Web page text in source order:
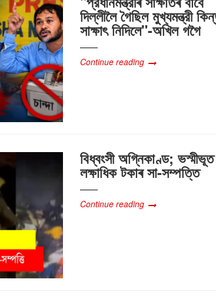
দিল্লীলৈ গৈছিল মুখ্যমন্ত্রী
সাক্ষাৎ‍ নিদিলে"-অখিল গগৈ
Continue reading
বিধ্বংসী অগ্নিকাণ্ড; ভস্মীভূত
লক্ষাধিক টকাৰ সা-সম্পত্তি
Continue reading